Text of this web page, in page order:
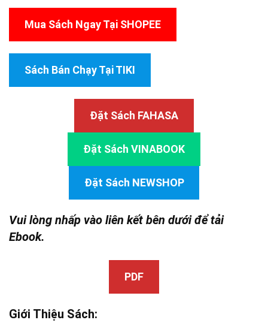
Mua Sách Ngay Tại SHOPEE
Sách Bán Chạy Tại TIKI
Đặt Sách FAHASA
Đặt Sách VINABOOK
Đặt Sách NEWSHOP
Vui lòng nhấp vào liên kết bên dưới để tải
Ebook.
PDF
Giới Thiệu Sách: